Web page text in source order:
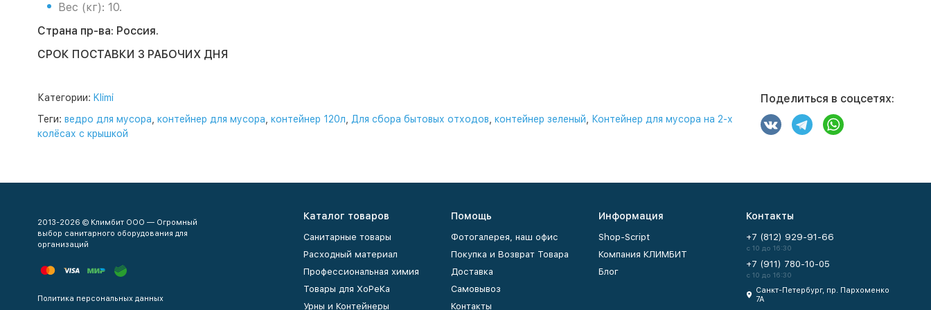
Вес (кг): 10.
Страна пр-ва: Россия.
СРОК ПОСТАВКИ 3 РАБОЧИХ ДНЯ
Категории: Klimi
Теги: ведро для мусора контейнер для мусора контейнер 120л Для сбора бытовых отходов контейнер зеленый
Контейнер для мусора на 2-х
колёсах с крышкой
Поделиться в соцсетях:
2013-2026 © Климбит ООО — Огромный
выбор санитарного оборудования для
организаций
Политика персональных данных
Каталог товаров
Санитарные товары
Расходный материал
Профессиональная химия
Товары для ХоРеКа
Урны и Контейнеры
Помощь
Фотогалерея, наш офис
Покупка и Возврат Товара
Доставка
Самовывоз
Контакты
Информация
Shop-Script
Компания КЛИМБИТ
Блог
Контакты
+7 (812) 929-91-66
с 10 до 16:30
+7 (911) 780-10-05
с 10 до 16:30
Санкт-Петербург, пр. Пархоменко
7А